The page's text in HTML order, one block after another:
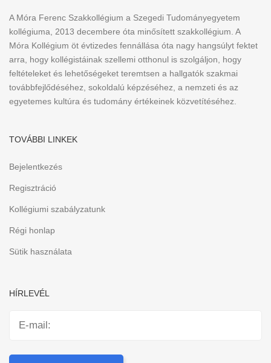
A Móra Ferenc Szakkollégium a Szegedi Tudományegyetem
kollégiuma, 2013 decembere óta minősített szakkollégium. A
Móra Kollégium öt évtizedes fennállása óta nagy hangsúlyt fektet
arra, hogy kollégistáinak szellemi otthonul is szolgáljon, hogy
feltételeket és lehetőségeket teremtsen a hallgatók szakmai
továbbfejlődéséhez, sokoldalú képzéséhez, a nemzeti és az
egyetemes kultúra és tudomány értékeinek közvetítéséhez.
TOVÁBBI LINKEK
Bejelentkezés
Regisztráció
Kollégiumi szabályzatunk
Régi honlap
Sütik használata
HÍRLEVÉL